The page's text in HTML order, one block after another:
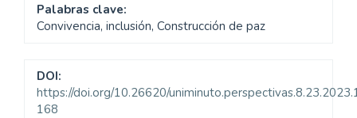
Palabras clave:
Convivencia, inclusión, Construcción de paz
DOI:
https://doi.org/10.26620/
168